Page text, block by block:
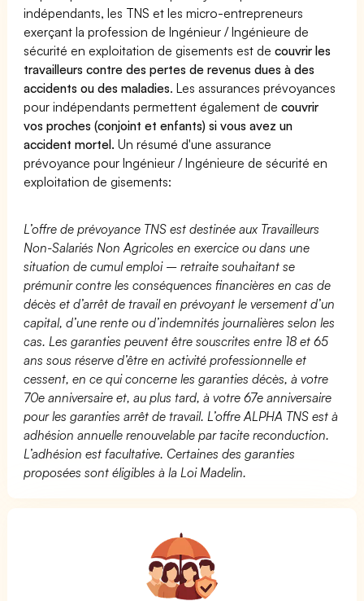
indépendants, les TNS et les micro-entrepreneurs
exerçant la profession de Ingénieur / Ingénieure de
sécurité en exploitation de gisements est decouvrir les
travailleurs contre des pertes de revenus dues à des
accidents ou des maladies. Les assurances prévoyances
pour indépendants permettent également decouvrir
vos proches (conjoint et enfants) si vous avez un
accident mortel. Un résumé d'une assurance
prévoyance pour Ingénieur / Ingénieure de sécurité en
exploitation de gisements:
L’offre de prévoyance TNS est destinée aux Travailleurs
Non-Salariés Non Agricoles en exercice ou dans une
situation de cumul emploi – retraite souhaitant se
prémunir contre les conséquences financières en cas de
décès et d’arrêt de travail en prévoyant le versement d’un
capital, d’une rente ou d’indemnités journalières selon les
cas. Les garanties peuvent être souscrites entre 18 et 65
ans sous réserve d’être en activité professionnelle et
cessent, en ce qui concerne les garanties décès, à votre
70e anniversaire et, au plus tard, à votre 67e anniversaire
pour les garanties arrêt de travail. L’offre ALPHA TNS est à
adhésion annuelle renouvelable par tacite reconduction.
L’adhésion est facultative. Certaines des garanties
proposées sont éligibles à la Loi Madelin.